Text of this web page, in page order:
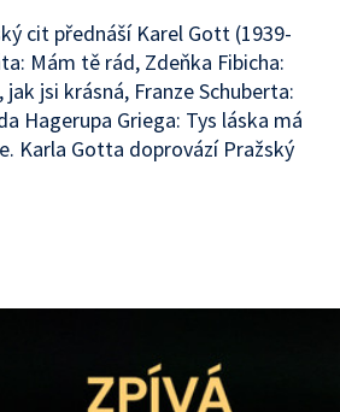
cit přednáší Karel Gott (1939-
Mám tě rád, Zdeňka Fibicha:
jsi krásná, Franze Schuberta:
Hagerupa Griega: Tys láska má
Karla Gotta doprovází Pražský